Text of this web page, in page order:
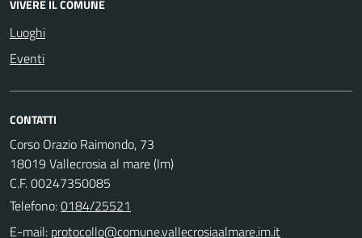
VIVERE IL COMUNE
Luoghi
Eventi
CONTATTI
Corso Orazio Raimondo, 73
18019 Vallecrosia al mare (Im)
C.F. 00247350085
Telefono:0184/25521
E-mail: